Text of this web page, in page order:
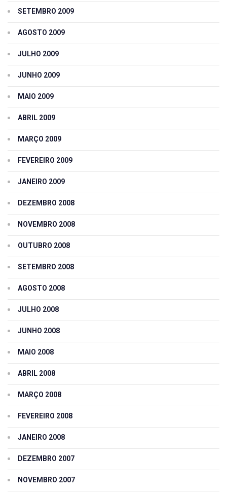
SETEMBRO 2009
AGOSTO 2009
JULHO 2009
JUNHO 2009
MAIO 2009
ABRIL 2009
MARÇO 2009
FEVEREIRO 2009
JANEIRO 2009
DEZEMBRO 2008
NOVEMBRO 2008
OUTUBRO 2008
SETEMBRO 2008
AGOSTO 2008
JULHO 2008
JUNHO 2008
MAIO 2008
ABRIL 2008
MARÇO 2008
FEVEREIRO 2008
JANEIRO 2008
DEZEMBRO 2007
NOVEMBRO 2007